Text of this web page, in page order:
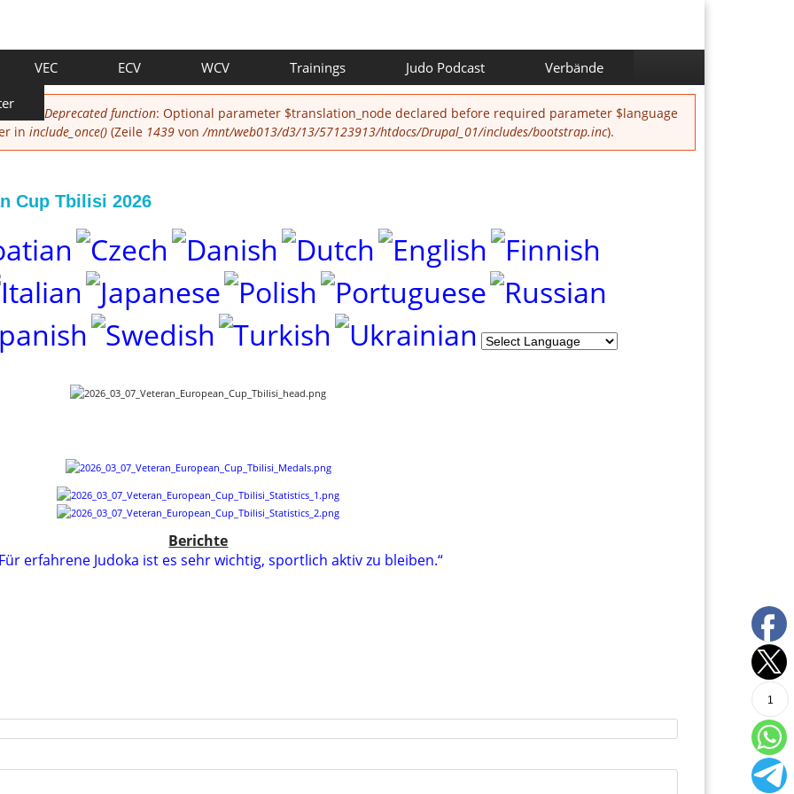
VEC ECV WCV Trainings Judo Podcast
Verbände
Deprecated function: Optional parameter $translation_node declared before required parameter $language
in include_once()(Zeile 1439von/mnt/web013/d3/13/57123913/htdocs/Drupal_01/includes/bootstrap.inc).
Cup Tbilisi 2026
Berichte
erfahrene Judoka ist es sehr wichtig, sportlich aktiv zu bleiben.“
1